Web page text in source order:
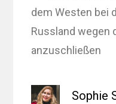
dem Westen bei
Russland wegen
anzuschließen
Sophie